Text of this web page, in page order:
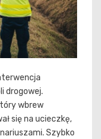
drogowej.
wbrew
się na ucieczkę,
Szybko